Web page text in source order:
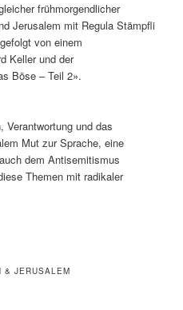
frühmorgendlicher
Jerusalem mit Regula Stämpfli
von einem
Keller und der
Böse – Teil 2».
Verantwortung und das
Mut zur Sprache, eine
dem Antisemitismus
Themen mit radikaler
& JERUSALEM